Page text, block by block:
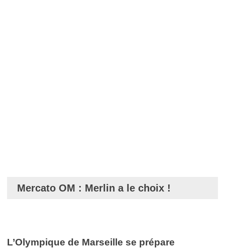
Mercato OM : Merlin a le choix !
L’Olympique de Marseille se prépare